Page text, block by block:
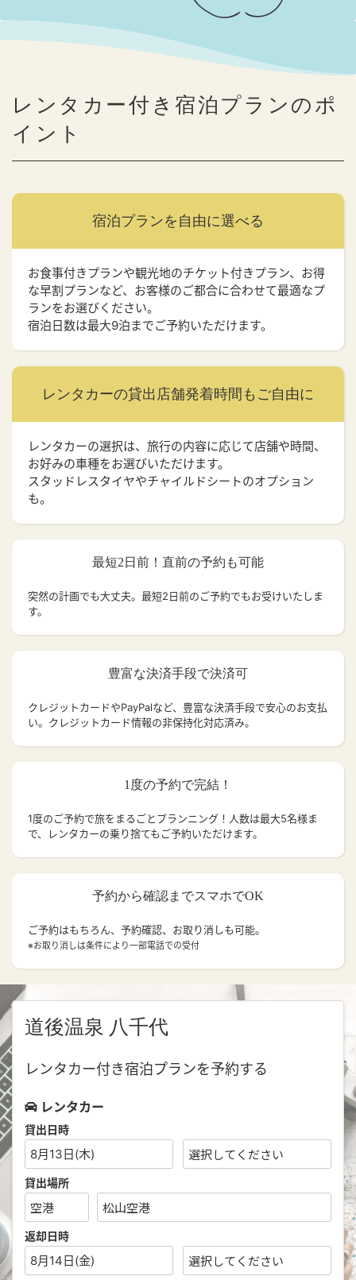
レンタカー付き宿泊プランのポ
イント
宿泊プランを 自由に選べる
お食事付きプランや観光地のチケット付きプラン、お得
な早割プランなど、お客様のご都合に合わせて最適なプ
ランをお選びください。
宿泊日数は最大9泊までご予約いただけます。
レンタカーの貸出店舗発着時間もご自由に
レンタカーの選択は、旅行の内容に応じて店舗や時間、
お好みの車種をお選びいただけます。
スタッドレスタイヤやチャイルドシートのオプション
も。
最短2日前！直前の予約も可能
突然の計画でも大丈夫。 最短2日前のご予約でもお受けいたしま
す。
豊富な決済手段で決済可
クレジットカードやPayPalなど、豊富な決済手段で安心のお支払
い。クレジットカード情報の非保持化対応済み。
1度の予約で完結！
1度のご予約で旅をまるごとプランニング！人数は最大5名様ま
で、レンタカーの乗り捨てもご予約いただけます。
予約から確認までスマホでOK
ご予約はもちろん、予約確認、お取り消しも可能。
※お取り消しは条件により一部電話での受付
道後温泉 八千代
レンタカー付き宿泊プランを予約する
レンタカー
貸出日時
8月13日(木)
貸出場所
返却日時
8月14日(金)